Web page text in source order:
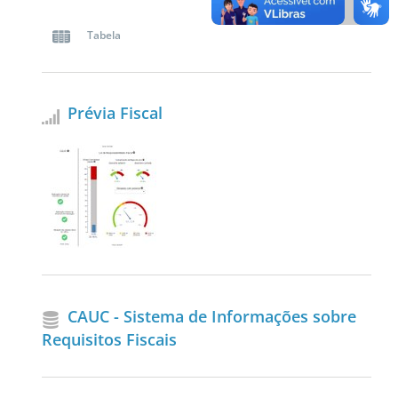
Tabela
Prévia Fiscal
CAUC - Sistema de Informações sobre
Requisitos Fiscais